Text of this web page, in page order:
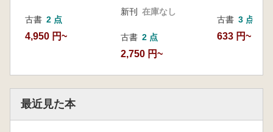
古書 2 点
4,950 円~
新刊 在庫なし
古書 2 点
2,750 円~
古書 3 点
633 円~
最近見た本